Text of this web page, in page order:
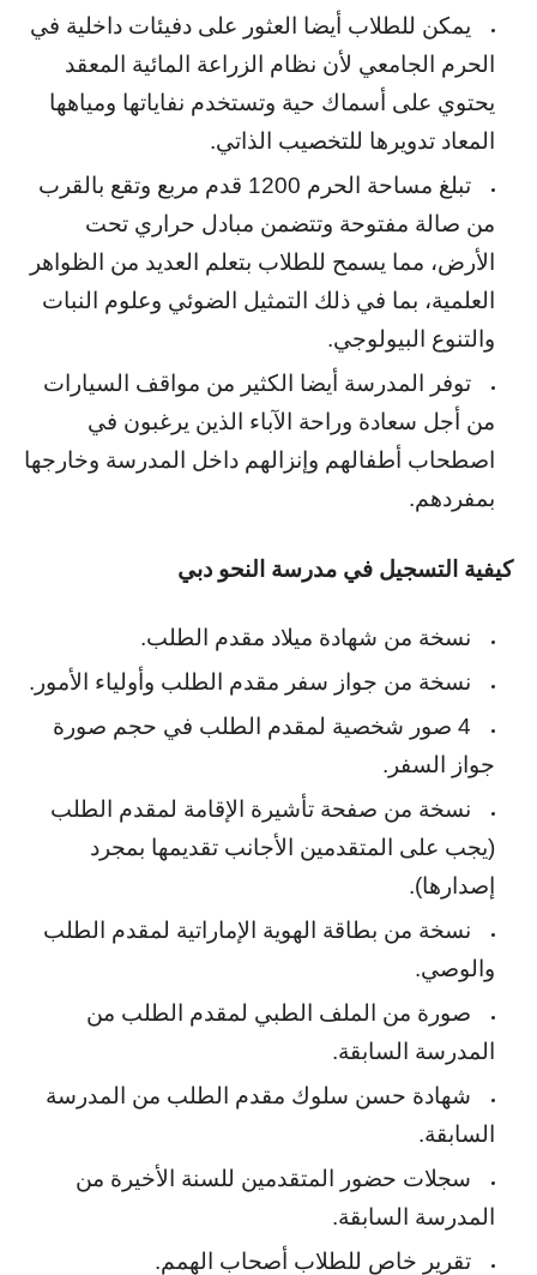
يمكن للطلاب أيضا العثور على دفيئات داخلية في
الحرم الجامعي لأن نظام الزراعة المائية المعقد
يحتوي على أسماك حية وتستخدم نفاياتها ومياهها
المعاد تدويرها للتخصيب الذاتي.
تبلغ مساحة الحرم 1200 قدم مربع وتقع بالقرب
من صالة مفتوحة وتتضمن مبادل حراري تحت
الأرض، مما يسمح للطلاب بتعلم العديد من الظواهر
العلمية، بما في ذلك التمثيل الضوئي وعلوم النبات
والتنوع البيولوجي.
توفر المدرسة أيضا الكثير من مواقف السيارات
من أجل سعادة وراحة الآباء الذين يرغبون في
اصطحاب أطفالهم وإنزالهم داخل المدرسة وخارجها
بمفردهم.
كيفية التسجيل في مدرسة النحو دبي
نسخة من شهادة ميلاد مقدم الطلب.
نسخة من جواز سفر مقدم الطلب وأولياء الأمور .
4 صور شخصية لمقدم الطلب في حجم صورة
جواز السفر .
نسخة من صفحة تأشيرة الإقامة لمقدم الطلب
(يجب على المتقدمين الأجانب تقديمها بمجرد
إصدارها).
نسخة من بطاقة الهوية الإماراتية لمقدم الطلب
والوصي.
صورة من الملف الطبي لمقدم الطلب من
المدرسة السابقة.
شهادة حسن سلوك مقدم الطلب من المدرسة
السابقة.
سجلات حضور المتقدمين للسنة الأخيرة من
المدرسة السابقة.
تقرير خاص للطلاب أصحاب الهمم.